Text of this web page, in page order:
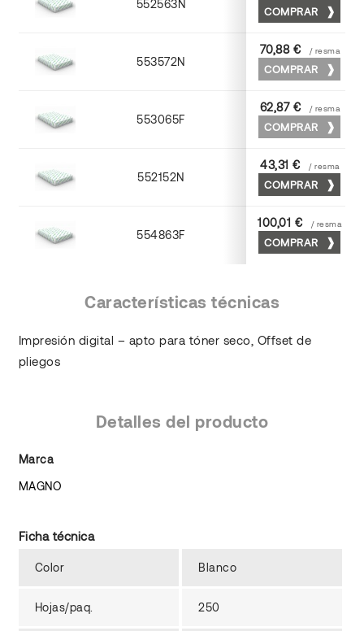
552563N
COMPRAR
553572N 70 x 100
70,88 € / resma
COMPRAR
553065F 65 x 90
62,87 € / resma
COMPRAR
552152N 52 x 70
43,31 € / resma
COMPRAR
554863F 63 x 88
100,01 € / resma
COMPRAR
Características técnicas
Impresión digital – apto para tóner seco, Offset de
pliegos
Detalles del producto
Marca
MAGNO
Ficha técnica
Color Blanco
Hojas/paq. 250